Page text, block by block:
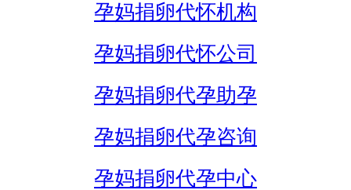
孕妈捐卵代怀机构
孕妈捐卵代怀公司
孕妈捐卵代孕助孕
孕妈捐卵代孕咨询
孕妈捐卵代孕中心